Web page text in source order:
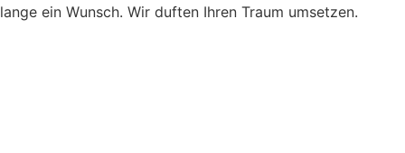
lange ein Wunsch. Wir duften Ihren Traum umsetzen.